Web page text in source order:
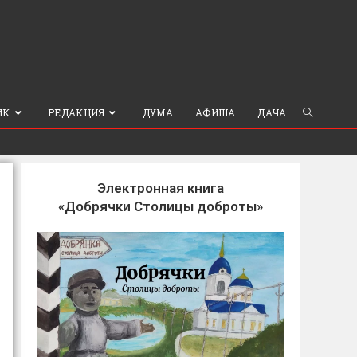
РЕДАКЦИЯ ДУМА АФИША ДАЧА
Электронная книга
«Добрячки Столицы доброты»